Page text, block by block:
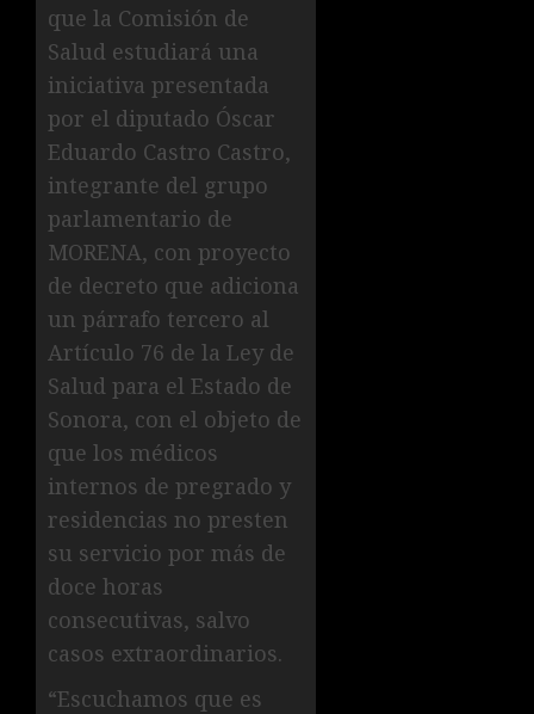
que la Comisión de
Salud estudiará una
iniciativa presentada
por el diputado Óscar
Eduardo Castro Castro,
integrante del grupo
parlamentario de
MORENA, con proyecto
de decreto que adiciona
un párrafo tercero al
Artículo 76 de la Ley de
Salud para el Estado de
Sonora, con el objeto de
que los médicos
internos de pregrado y
residencias no presten
su servicio por más de
doce horas
consecutivas, salvo
casos extraordinarios.
“Escuchamos que es